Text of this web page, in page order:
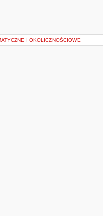
I OKOLICZNOŚCIOWE